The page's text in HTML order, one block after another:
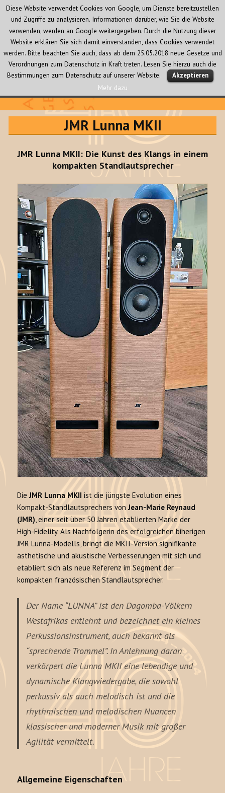
Audio Creativ
MENÜ
UND
JMR Lunna MKII
JMR Lunna MKII: Die Kunst des Klangs in einem
kompakten Standlautsprecher
DieJMR Lunna MKII ist die jüngste Evolution eines
Kompakt-Standlautsprechers vonJean-Marie Reynaud
(JMR) , einer seit über 50 Jahren etablierten Marke der
High-Fidelity. Als Nachfolgerin des erfolgreichen biherigen
JMR Lunna-Modells, bringt die MKII-Version signifikante
ästhetische und akustische Verbesserungen mit sich und
etabliert sich als neue Referenz im Segment der
kompakten französischen Standlautsprecher.
Der Name “LUNNA”ist den Dagomba-Völkern
Westafrikas entlehnt und bezeichnet ein kleines
Perkussionsinstrument, auch bekannt als
“sprechende Trommel”. In Anlehnung daran
verkörpert die Lunna MKII eine lebendige und
dynamische Klangwiedergabe, die sowohl
perkussiv als auch melodisch ist und die
rhythmischen und melodischen Nuancen
klassischer und moderner Musik mit großer
Agilität vermittelt.
Allgemeine Eigenschaften
Diese Website verwendet Cookies von Google, um Dienste bereitzustellen
und Zugriffe zu analysieren. Informationen darüber, wie Sie die Website
verwenden, werden an Google weitergegeben. Durch die Nutzung dieser
Website erklären Sie sich damit einverstanden, dass Cookies verwendet
werden. Bitte beachten Sie auch, dass ab dem 25.05.2018 neue Gesetze und
Verordnungen zum Datenschutz in Kraft treten. Lesen Sie hierzu auch die
Bestimmungen zum Datenschutz auf unserer Website.
Akzeptieren
Mehr dazu